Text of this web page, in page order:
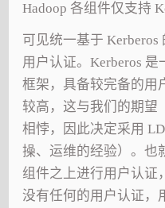
Hadoop 各组件仅支持
可见统一基于
用户认证。Kerberos
框架，具备较完备的用
较高，这与我们的期望
相悖，因此决定采用
操、运维的经验）。也
组件之上进行用户认证
没有任何的用户认证，